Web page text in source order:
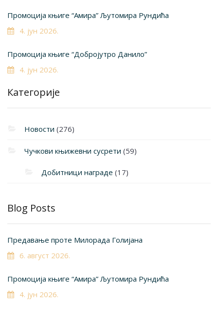
Промоција књиге “Амира” Љутомира Рундића
4. јун 2026.
Промоција књиге “Добројутро Данило”
4. јун 2026.
Категорије
Новости (276)
Чучкови књижевни сусрети (59)
Добитници награде (17)
Blog Posts
Предавање проте Милорада Голијана
6. август 2026.
Промоција књиге “Амира” Љутомира Рундића
4. јун 2026.